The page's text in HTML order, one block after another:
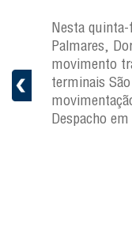
Nesta
Palmares,
movimento
terminais
Despacho